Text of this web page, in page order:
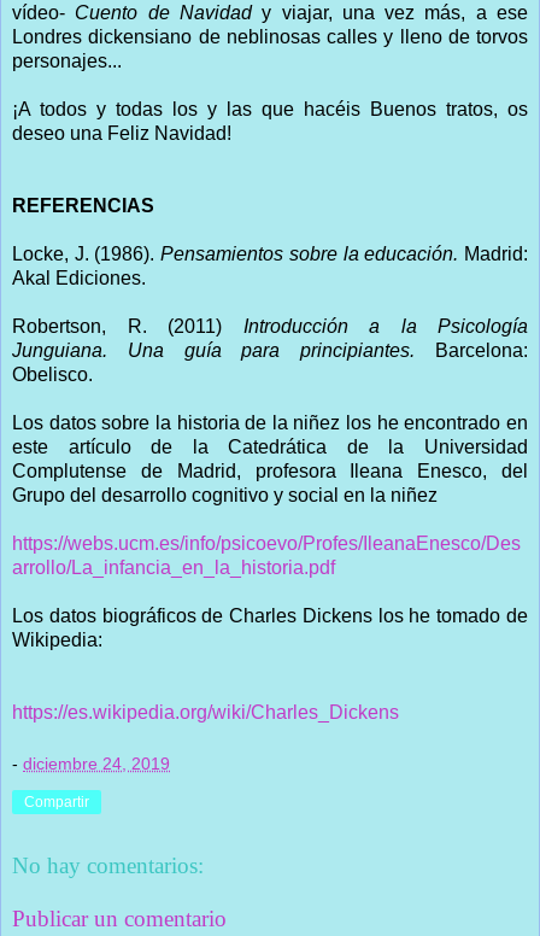
vídeo- Cuento de Navidady viajar, una vez más, a ese
Londres dickensiano de neblinosas calles y lleno de torvos
personajes...
¡A todos y todas los y las que hacéis Buenos tratos, os
deseo una Feliz Navidad!
REFERENCIAS
Locke, J. (1986).Pensamientos sobre la educación. Madrid:
Akal Ediciones.
Robertson, R. (2011) Introducción a la Psicología
Junguiana. Una guía para principiantes.
Barcelona:
Obelisco.
Los datos sobre la historia de la niñez los he encontrado en
este artículo de la Catedrática de la Universidad
Complutense de Madrid, profesora Ileana Enesco, del
Grupo del desarrollo cognitivo y social en la niñez
https://webs.ucm.es/info/psicoevo/Profes/IleanaEnesco/Des
arrollo/La_infancia_en_la_historia.pdf
Los datos biográficos de Charles Dickens los he tomado de
Wikipedia:
https://es.wikipedia.org/wiki/Charles_Dickens
- diciembre 24, 2019
Compartir
No hay comentarios:
Publicar un comentario